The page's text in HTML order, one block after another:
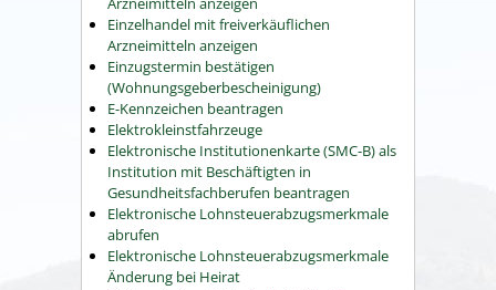
Einzelhandel mit freiverkäuflichen
Arzneimitteln anzeigen
Einzugstermin bestätigen
(Wohnungsgeberbescheinigung)
E-Kennzeichen beantragen
Elektrokleinstfahrzeuge
Elektronische Institutionenkarte (SMC-B) als
Institution mit Beschäftigten in
Gesundheitsfachberufen beantragen
Elektronische Lohnsteuerabzugsmerkmale
abrufen
Elektronische Lohnsteuerabzugsmerkmale
Änderung bei Heirat